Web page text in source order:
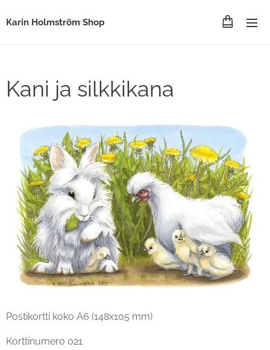
Karin Holmström Shop
Kani ja silkkikana
Postikortti koko A6 (148x105 mm)
Korttinumero 021